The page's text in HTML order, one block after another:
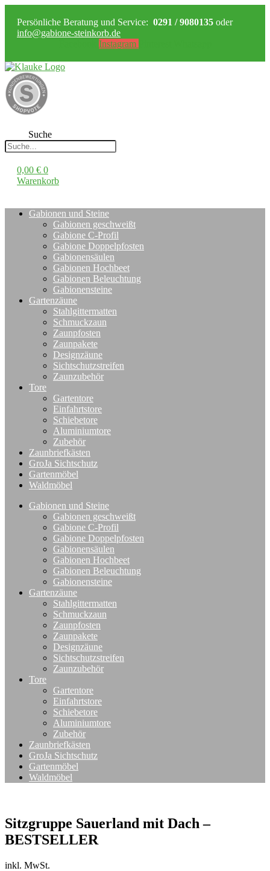
Persönliche Beratung und Service: 0291 / 9080135 oder
info@gabione-steinkorb.de
Instagram
Suche
0,00 € 0
Warenkorb
Gabionen und Steine
Gabionen geschweißt
Gabione C-Profil
Gabione Doppelpfosten
Gabionensäulen
Gabionen Hochbeet
Gabionen Beleuchtung
Gabionensteine
Gartenzäune
Stahlgittermatten
Schmuckzaun
Zaunpfosten
Zaunpakete
Designzäune
Sichtschutzstreifen
Zaunzubehör
Tore
Gartentore
Einfahrtstore
Schiebetore
Aluminiumtore
Zubehör
Zaunbriefkästen
GroJa Sichtschutz
Gartenmöbel
Waldmöbel
Gabionen und Steine
Gabionen geschweißt
Gabione C-Profil
Gabione Doppelpfosten
Gabionensäulen
Gabionen Hochbeet
Gabionen Beleuchtung
Gabionensteine
Gartenzäune
Stahlgittermatten
Schmuckzaun
Zaunpfosten
Zaunpakete
Designzäune
Sichtschutzstreifen
Zaunzubehör
Tore
Gartentore
Einfahrtstore
Schiebetore
Aluminiumtore
Zubehör
Zaunbriefkästen
GroJa Sichtschutz
Gartenmöbel
Waldmöbel
Sitzgruppe Sauerland mit Dach –
BESTSELLER
inkl. MwSt.